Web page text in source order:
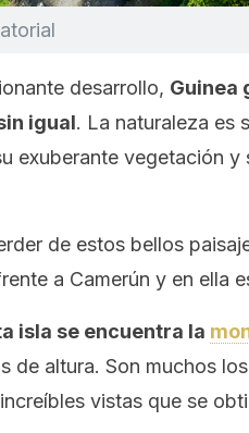
desarrollo, Guinea
igual. La naturaleza es
exuberante vegetación y
de estos bellos
a Camerún y en ella
isla se encuentra la
de altura. Son muchos
vistas que se